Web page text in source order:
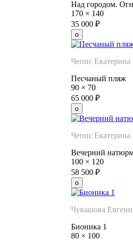
Над городом.
170 × 140
35 000 ₽
Чепис Екатерина
Песчаный пляж
90 × 70
65 000 ₽
Чепис Екатерина
Вечерний
100 × 120
58 500 ₽
Чувашова
Бионика 1
80 × 100